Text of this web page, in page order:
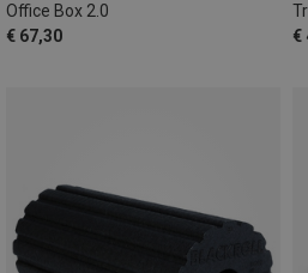
Office Box 2.0
€ 67,30
€